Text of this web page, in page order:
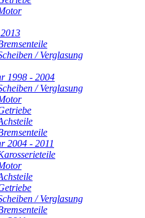
/ Verglasung
1998 - 2004
/ Verglasung
2004 - 2011
/ Verglasung